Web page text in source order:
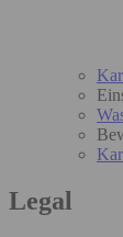
Legal